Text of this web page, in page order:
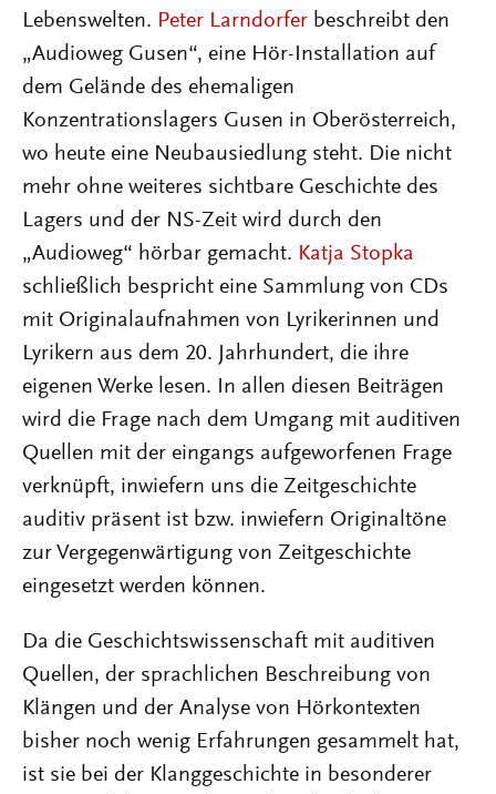
Lebenswelten. Peter Larndorfer beschreibt den
„Audioweg Gusen“, eine Hör-Installation auf
dem Gelände des ehemaligen
Konzentrationslagers Gusen in Oberösterreich,
wo heute eine Neubausiedlung steht. Die nicht
mehr ohne weiteres sichtbare Geschichte des
Lagers und der NS-Zeit wird durch den
„Audioweg“ hörbar gemacht. Katja Stopka
schließlich bespricht eine Sammlung von CDs
mit Originalaufnahmen von Lyrikerinnen und
Lyrikern aus dem 20. Jahrhundert, die ihre
eigenen Werke lesen. In allen diesen Beiträgen
wird die Frage nach dem Umgang mit auditiven
Quellen mit der eingangs aufgeworfenen Frage
verknüpft, inwiefern uns die Zeitgeschichte
auditiv präsent ist bzw. inwiefern Originaltöne
zur Vergegenwärtigung von Zeitgeschichte
eingesetzt werden können.
Da die Geschichtswissenschaft mit auditiven
Quellen, der sprachlichen Beschreibung von
Klängen und der Analyse von Hörkontexten
bisher noch wenig Erfahrungen gesammelt hat,
ist sie bei der Klanggeschichte in besonderer